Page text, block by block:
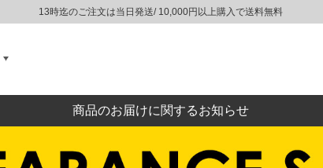
13時迄のご注文は当日発送/ 10,000円以上購入で送料無料
商品のお届けに関するお知らせ